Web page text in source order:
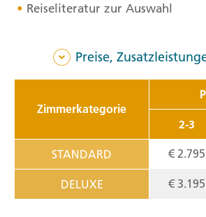
Reiseliteratur zur Auswahl
Preise,
Zimmerkategorie
2-3
STANDARD € 2.795
DELUXE € 3.195